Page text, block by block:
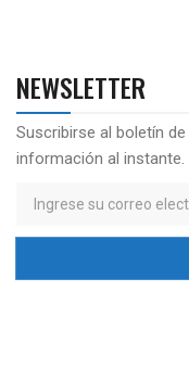
NEWSLETTER
Suscribirse al boletín
información al instante.